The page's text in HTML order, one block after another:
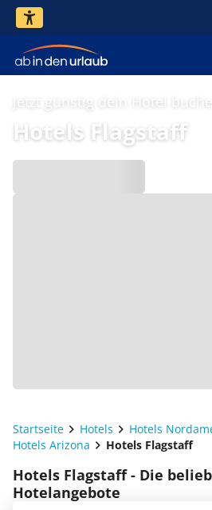
Jetzt günstig dein Hotel
Hotels Flagstaff
Startseite Hotels Hotels
Hotels Arizona
Hotels Flagstaff
Hotels Flagstaff - Die
Hotelangebote